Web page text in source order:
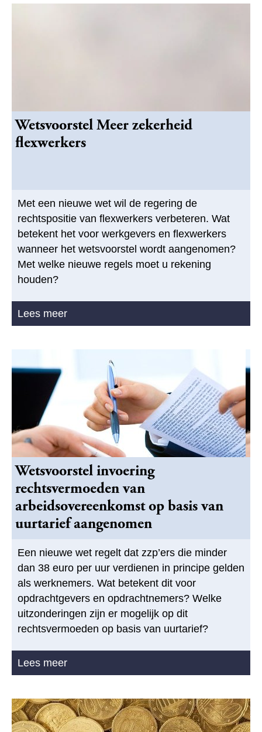
Wetsvoorstel Meer zekerheid
flexwerkers
Met een nieuwe wet wil de regering de
rechtspositie van flexwerkers verbeteren. Wat
betekent het voor werkgevers en flexwerkers
wanneer het wetsvoorstel wordt aangenomen?
Met welke nieuwe regels moet u rekening
houden?
Lees meer
Wetsvoorstel invoering
rechtsvermoeden van
arbeidsovereenkomst op basis van
uurtarief aangenomen
Een nieuwe wet regelt dat zzp’ers die minder
dan 38 euro per uur verdienen in principe gelden
als werknemers. Wat betekent dit voor
opdrachtgevers en opdrachtnemers? Welke
uitzonderingen zijn er mogelijk op dit
rechtsvermoeden op basis van uurtarief?
Lees meer